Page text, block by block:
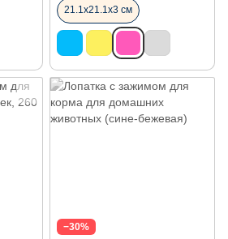
21.1х21.1х3 см
−30%